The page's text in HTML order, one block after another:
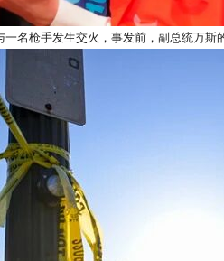
枪手发生交火，事发前，副总统万斯